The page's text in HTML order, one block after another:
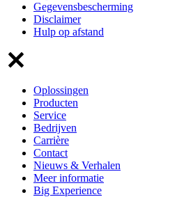
Gegevensbescherming
Disclaimer
Hulp op afstand
Oplossingen
Producten
Service
Bedrijven
Carrière
Contact
Nieuws & Verhalen
Meer informatie
Big Experience